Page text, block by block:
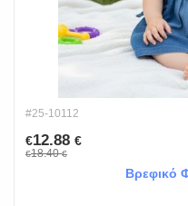
#25-10112
€12.88 €
€18.40€
Βρεφικό